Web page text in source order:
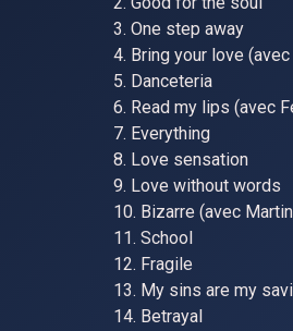
3. One step away
4. Bring your love
5. Danceteria
6. Read my lips (avec
7. Everything
8. Love sensation
9. Love without words
10. Bizarre (avec
11. School
12. Fragile
13. My sins are my
14. Betrayal